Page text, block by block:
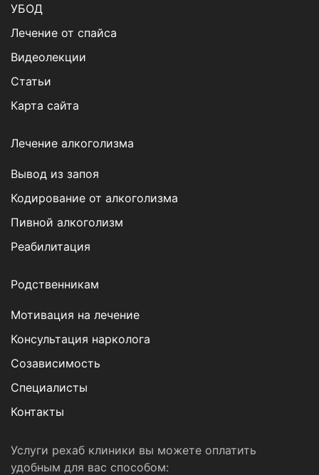
УБОД
Лечение от спайса
Видеолекции
Статьи
Карта сайта
Лечение алкоголизма
Вывод из запоя
Кодирование от алкоголизма
Пивной алкоголизм
Реабилитация
Родственникам
Мотивация на лечение
Консультация нарколога
Созависимость
Специалисты
Контакты
Услуги рехаб клиники вы можете оплатить
удобным для вас способом: